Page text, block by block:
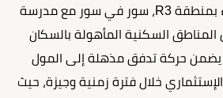
في قلب الواحة الخضراء بمنطقة R3، سور في سور مع مدرسة
المناطق السكنية المأهولة بالسكان
حركة تدفق مذهلة إلى المول
خلال فترة زمنية وجيزة، حيث